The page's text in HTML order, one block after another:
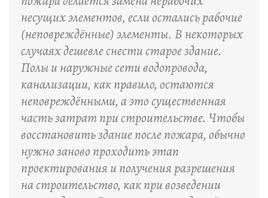
несущих элементов, если остались рабочие
(неповреждённые) элементы. В некоторых
случаях дешевле снести старое здание.
Полы и наружные сети водопровода,
канализации, как правило, остаются
неповреждёнными, а это существенная
часть затрат при строительстве. Чтобы
восстановить здание после пожара, обычно
нужно заново проходить этап
проектирования и получения разрешения
на строительство, как при возведении